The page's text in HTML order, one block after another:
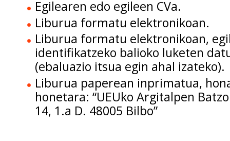
Egilearen edo egileen CVa.
Liburua formatu elektronikoan.
Liburua formatu elektronikoan,
identifikatzeko balioko luketen
(ebaluazio itsua egin ahal izateko).
Liburua paperean inprimatua,
honetara: “UEUko Argitalpen
14, 1.a D. 48005 Bilbo”